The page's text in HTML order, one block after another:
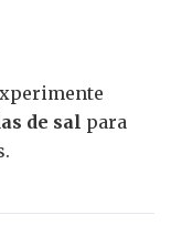
de sal para